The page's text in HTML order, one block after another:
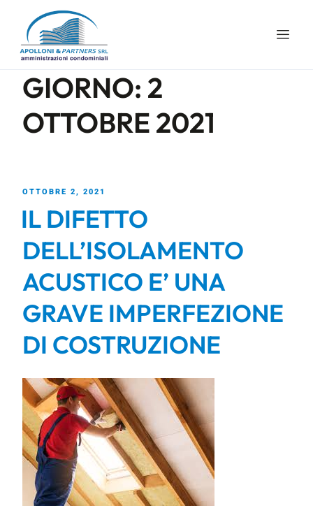
GIORNO: 2
OTTOBRE 2021
OTTOBRE 2, 2021
IL DIFETTO
DELL’ISOLAMENTO
ACUSTICO E’ UNA
GRAVE IMPERFEZIONE
DI COSTRUZIONE